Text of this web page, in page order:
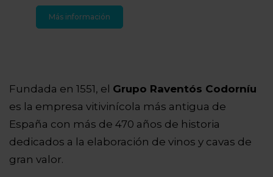
Más información
Fundada en 1551, el Grupo Raventós Codorníu
es la empresa vitivinícola más antigua de
España con más de 470 años de historia
dedicados a la elaboración de vinos y cavas de
gran valor.